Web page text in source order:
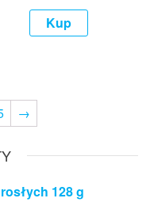
Kup
→
128 g